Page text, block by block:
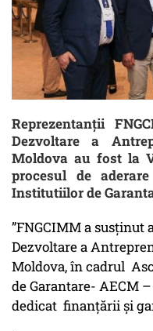
Reprezentanții
Dezvoltare a
Moldova au fost la
procesul de
Institutiilor de
”FNGCIMM a susținut
Dezvoltare a
Moldova, în cadrul
de Garantare- AECM
dedicat finanțării și